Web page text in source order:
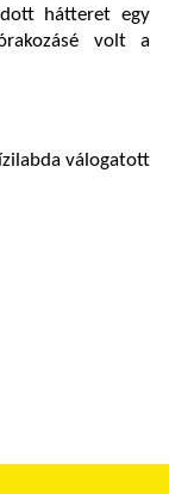
hátteret egy
volt a
válogatott